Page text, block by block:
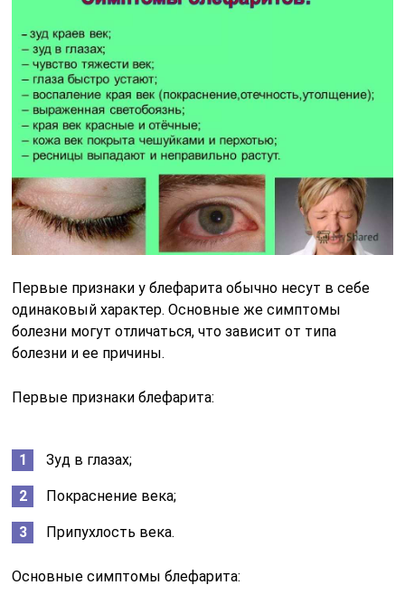
Первые признаки у блефарита обычно несут в себе
одинаковый характер. Основные же симптомы
болезни могут отличаться, что зависит от типа
болезни и ее причины.
Первые признаки блефарита:
Зуд в глазах;
Покраснение века;
Припухлость века.
Основные симптомы блефарита: